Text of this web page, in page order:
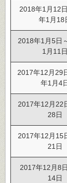
2018年1月12
年1月18
2018年1月5日
1月11日
2017年12月29
年1月4
2017年12月22
28日
2017年12月15
21日
2017年12月8
14日